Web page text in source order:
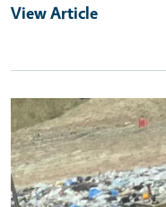
View Article
Primary Image